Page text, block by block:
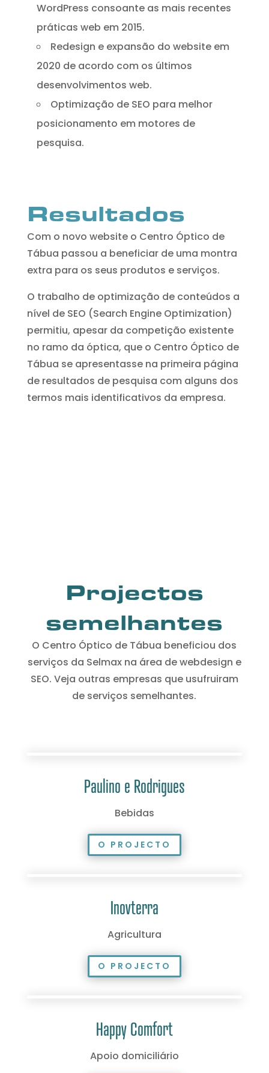
WordPress consoante as mais recentes
práticas web em 2015.
Redesign e expansão do website em
2020 de acordo com os últimos
desenvolvimentos web.
Optimização de SEO para melhor
posicionamento em motores de
pesquisa.
Resultados
Com o novo website o Centro Óptico de
Tábua passou a beneficiar de uma montra
extra para os seus produtos e serviços.
O trabalho de optimização de conteúdos a
nível de SEO (Search Engine Optimization)
permitiu, apesar da competição existente
no ramo da óptica, que o Centro Óptico de
Tábua se apresentasse na primeira página
de resultados de pesquisa com alguns dos
termos mais identificativos da empresa.
Projectos
semelhantes
O Centro Óptico de Tábua beneficiou dos
serviços da Selmax na área de webdesign e
SEO. Veja outras empresas que usufruiram
de serviços semelhantes.
Paulino e Rodrigues
Bebidas
O PROJECTO
Inovterra
Agricultura
O PROJECTO
Happy Comfort
Apoio domiciliário